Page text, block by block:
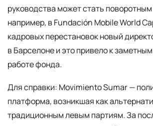
руководства может стать
например, в Fundación Mobile World
кадровых перестановок новый
в Барселоне и это привело к
работе фонда.
Для справки: Movimiento Sumar —
платформа, возникшая как
традиционным левым партиям. За